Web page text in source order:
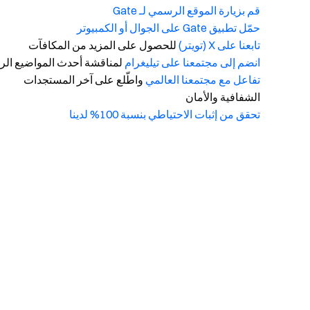
قم بزيارة الموقع الرسمي لـ Gate
حمّل تطبيق Gate على الجوال أو الكمبيوتر
تابعنا على X (تويتر)
للحصول على المزيد من المكافآت
انضم إلى مجتمعنا على تيليغرام لمناقشة أحدث المواضيع
تفاعل مع مجتمعنا العالمي واطّلع على آخر المستجدات
الشفافية والأمان
تحقق من إثبات الاحتياطي بنسبة 100% لدينا